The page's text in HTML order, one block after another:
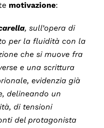
motivazione:
, sull’opera di
per la fluidità con la
che si muove fra
e una scrittura
evidenzia già
delineando un
di tensioni
del protagonista